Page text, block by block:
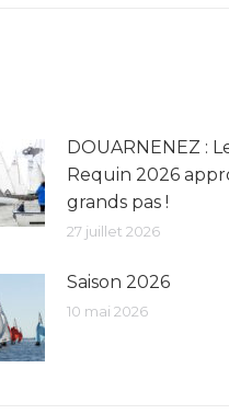
DOUARNENEZ :
Requin 2026
grands pas !
27 juillet 2026
Saison 2026
10 mai 2026